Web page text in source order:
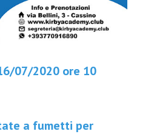
07/2020 ore 10
a fumetti per